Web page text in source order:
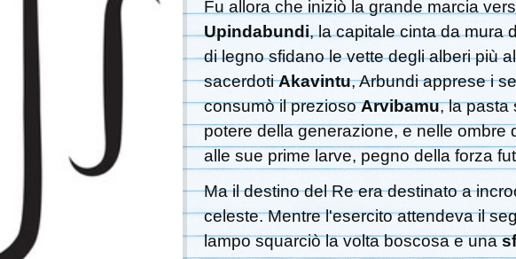
Fu allora che iniziò la grande marcia
Upindabundi, la capitale cinta da mura
di legno sfidano le vette degli alberi più
sacerdotiAkavintu, Arbundi apprese i
consumò il preziosoArvibamu, la pasta
potere della generazione, e nelle ombre
alle sue prime larve, pegno della forza
Ma il destino del Re era destinato a
celeste. Mentre l'esercito attendeva il
lampo squarciò la volta boscosa e una